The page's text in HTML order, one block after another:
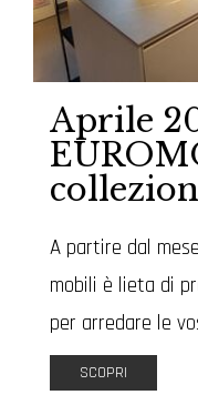
Aprile
A partire dal
mobili è lieta di
per arredare le
SCOPRI